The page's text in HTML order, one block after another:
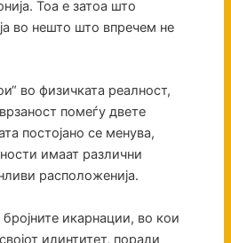
Тоа е затоа што
во нешто што впречем не
во физичката реалност,
помеѓу двете
постојано се менува,
имаат различни
расположенија.
икарнации, во кои
идинтитет, поради